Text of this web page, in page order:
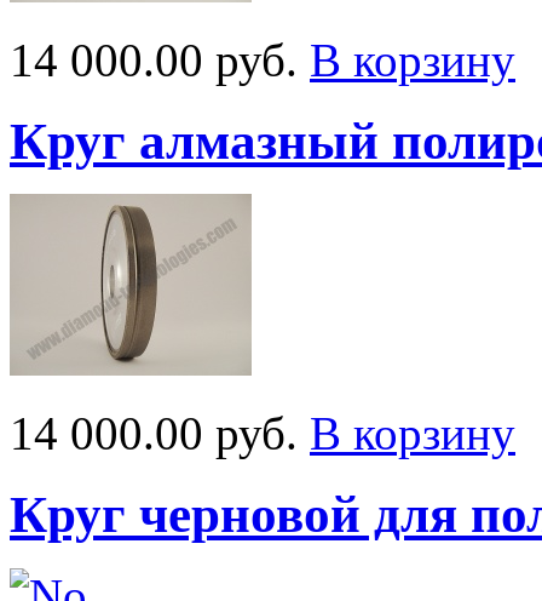
14 000.00 руб. В корзину
Круг алмазный
14 000.00 руб. В корзину
Круг черновой для